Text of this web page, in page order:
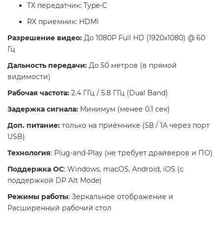
TX передатчик: Type-C
RX приемник: HDMI
Разрешение видео: До 1080P Full HD (1920x1080) @ 60
Гц
Дальность передачи: До 50 метров (в прямой
видимости)
Рабочая частота: 2.4 ГГц / 5.8 ГГц (Dual Band)
Задержка сигнала: Минимум (менее 0.1 сек)
Доп. питание: только на приёмнике (5В / 1А через порт
USB)
Технология: Plug-and-Play (не требует драйверов и ПО)
Поддержка ОС: Windows, macOS, Android, iOS (с
поддержкой DP Alt Mode)
Режимы работы: Зеркальное отображение и
Расширенный рабочий стол